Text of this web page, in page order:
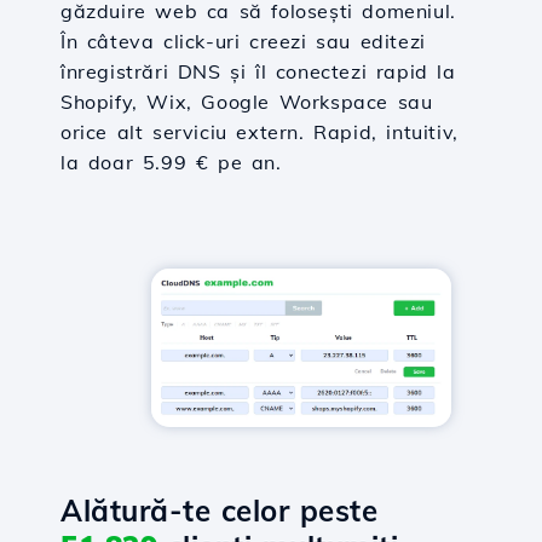
găzduire web ca să folosești domeniul.
În câteva click-uri creezi sau editezi
înregistrări DNS și îl conectezi rapid la
Shopify, Wix, Google Workspace sau
orice alt serviciu extern. Rapid, intuitiv,
la doar 5.99 € pe an.
Alătură-te celor peste